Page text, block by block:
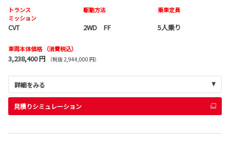
トランス
ミッション
CVT
駆動方法
2WD FF
乗車定員
5人乗り
車両本体価格 （消費税込）
3,238,400 円 （税抜 2,944,000 円）
詳細をみる
見積りシミュレーション